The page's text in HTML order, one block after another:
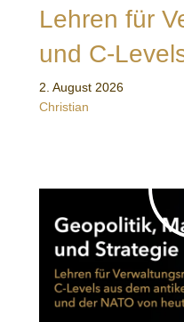
Lehren für
und C-
2. August 2026
Christian